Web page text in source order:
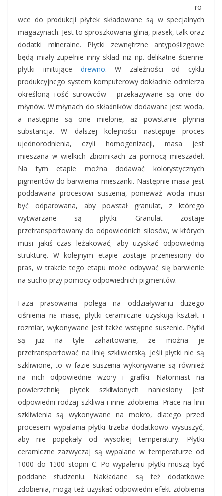
ro
wce do produkcji płytek składowane są w specjalnych
magazynach. Jest to sproszkowana glina, piasek, talk oraz
dodatki mineralne. Płytki zewnętrzne antypoślizgowe
będą miały zupełnie inny skład niż np. delikatne ścienne
płytki imitujące drewno. W zależności od cyklu
produkcyjnego system komputerowy dokładnie odmierza
określoną ilość surowców i przekazywane są one do
młynów. W młynach do składników dodawana jest woda,
a następnie są one mielone, aż powstanie płynna
substancja. W dalszej kolejności następuje proces
ujednorodnienia, czyli homogenizacji, masa jest
mieszana w wielkich zbiornikach za pomocą mieszadeł.
Na tym etapie można dodawać kolorystycznych
pigmentów do barwienia mieszanki. Następnie masa jest
poddawana procesowi suszenia, ponieważ woda musi
być odparowana, aby powstał granulat, z którego
wytwarzane są płytki. Granulat zostaje
przetransportowany do odpowiednich silosów, w których
musi jakiś czas leżakować, aby uzyskać odpowiednią
strukturę. W kolejnym etapie zostaje przeniesiony do
pras, w trakcie tego etapu może odbywać się barwienie
na sucho przy pomocy odpowiednich pigmentów.
Faza prasowania polega na oddziaływaniu dużego
ciśnienia na masę, płytki ceramiczne uzyskują kształt i
rozmiar, wykonywane jest także wstępne suszenie. Płytki
są już na tyle zahartowane, że można je
przetransportować na linię szkliwierską. Jeśli płytki nie są
szkliwione, to w fazie suszenia wykonywane są również
na nich odpowiednie wzory i grafiki. Natomiast na
powierzchnię płytek szkliwionych naniesiony jest
odpowiedni rodzaj szkliwa i inne zdobienia. Prace na linii
szkliwienia są wykonywane na mokro, dlatego przed
procesem wypalania płytki trzeba dodatkowo wysuszyć,
aby nie popękały od wysokiej temperatury. Płytki
ceramiczne zazwyczaj są wypalane w temperaturze od
1000 do 1300 stopni C. Po wypaleniu płytki muszą być
poddane studzeniu. Nakładane są też dodatkowe
zdobienia, mogą też uzyskać odpowiedni efekt zdobienia